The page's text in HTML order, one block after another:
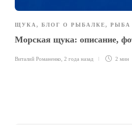
ЩУКА , БЛОГ О РЫБАЛКЕ, РЫБА
Морская щука: описание,
Виталий Романенко 2 года назад 2 мин